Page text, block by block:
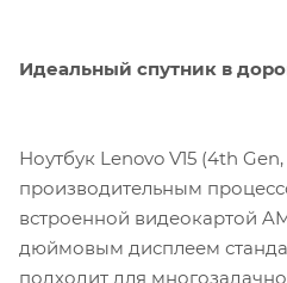
Идеальный спутник в
Ноутбук Lenovo V15 (4th
производительным
встроенной видеокартой
дюймовым дисплеем
подходит для